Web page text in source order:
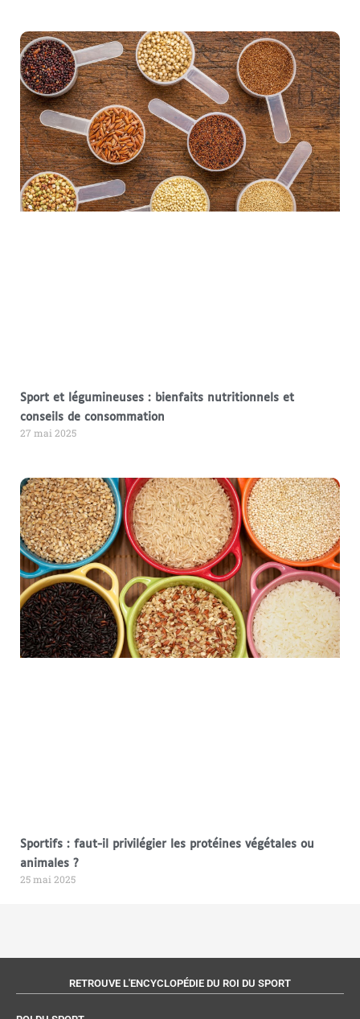
Sport et légumineuses : bienfaits nutritionnels et
conseils de consommation
27 mai 2025
Sportifs : faut-il privilégier les protéines végétales ou
animales ?
25 mai 2025
RETROUVE L'ENCYCLOPÉDIE DU ROI DU SPORT